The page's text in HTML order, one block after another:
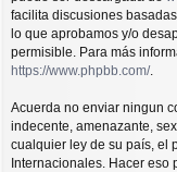
facilita discusiones
lo que aprobamos y/o
permisible. Para más
https://www.phpbb.com/.
Acuerda no enviar ningun
indecente, amenazante,
cualquier ley de su país, el
Internacionales. Hacer eso